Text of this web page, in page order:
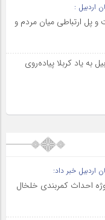
اردبیل :
و پل ارتباطی میان مردم و
به یاد کربلا پیاده‌روی
اردبیل خبر داد: